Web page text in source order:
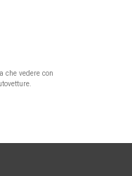
che vedere con